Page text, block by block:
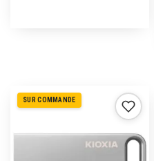
SUR COMMANDE